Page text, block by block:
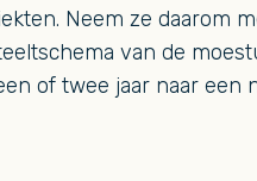
Neem ze daarom
van de
of twee jaar naar een